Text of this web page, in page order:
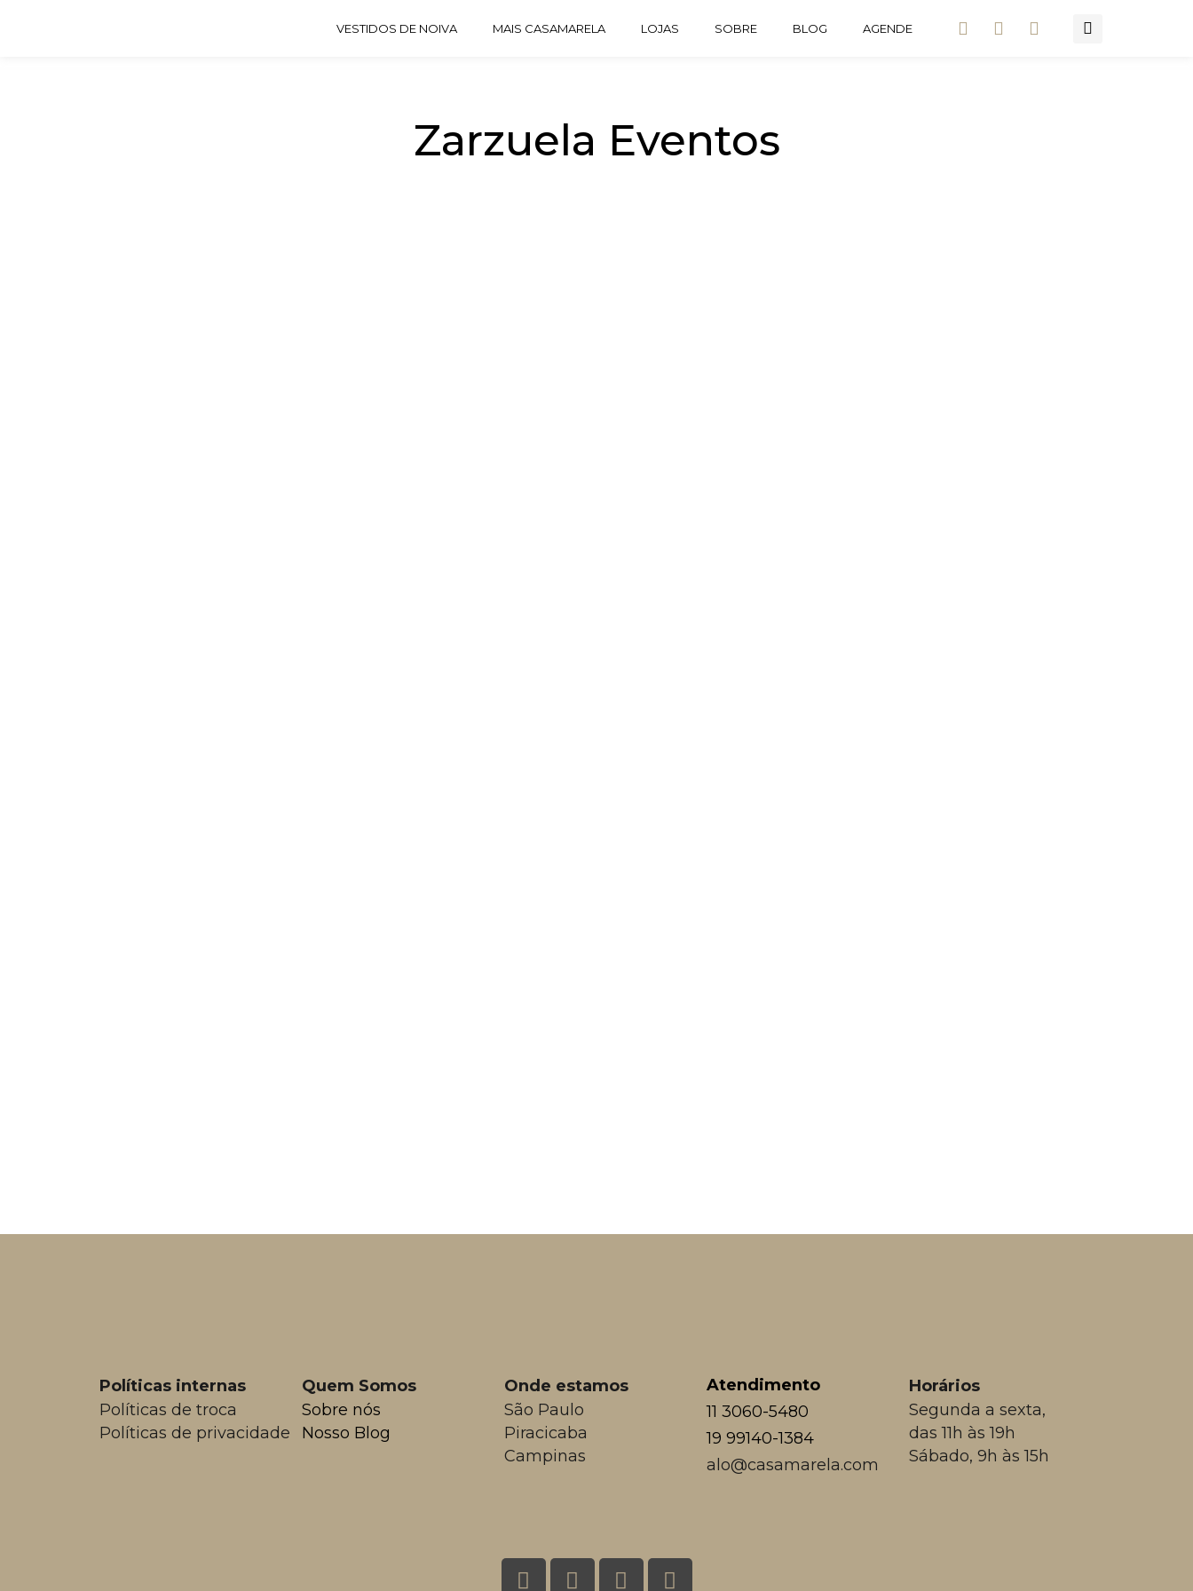
VESTIDOS DE NOIVA MAIS CASAMARELA LOJAS SOBRE BLOG AGENDE
Zarzuela Eventos
Políticas internas
Políticas de troca
Políticas de privacidade
Quem Somos
Sobre nós
Nosso Blog
Onde estamos
São Paulo
Piracicaba
Campinas
Atendimento
11 3060-5480
19 99140-1384
alo@casamarela.com
Horários
Segunda a sexta,
das 11h às 19h
Sábado, 9h às 15h